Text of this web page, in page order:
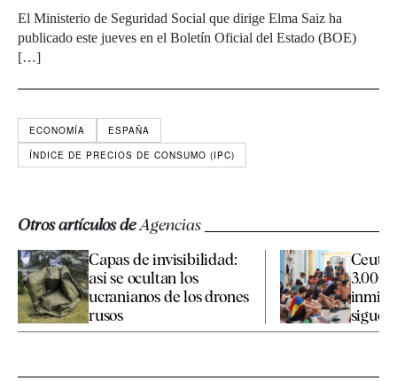
El Ministerio de Seguridad Social que dirige Elma Saiz ha
publicado este jueves en el Boletín Oficial del Estado (BOE)
[…]
ECONOMÍA
ESPAÑA
ÍNDICE DE PRECIOS DE CONSUMO (IPC)
Otros artículos deAgencias
Capas de invisibilidad:
así se ocultan los
ucranianos de los drones
rusos
Ceuta
3.000